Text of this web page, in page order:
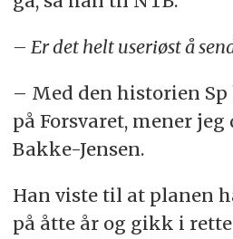
– Er det helt useriøst å
– Med den historien Sp
på Forsvaret, mener jeg
Bakke-Jensen.
Han viste til at planen
på åtte år og gikk i